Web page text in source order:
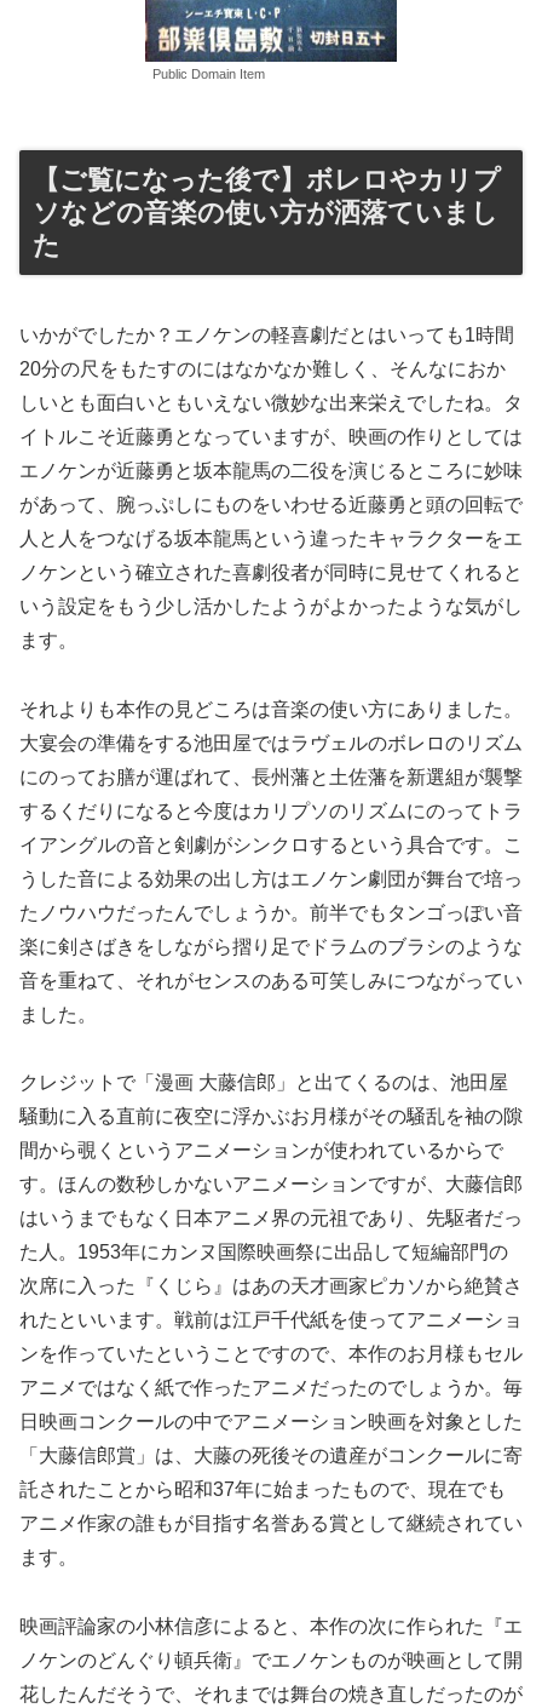
Public Domain Item
【ご覧になった後で】ボレロやカリプ
ソなどの音楽の使い方が洒落ていまし
た
いかがでしたか？エノケンの軽喜劇だとはいっても1時間
20分の尺をもたすのにはなかなか難しく、そんなにおか
しいとも面白いともいえない微妙な出来栄えでしたね。タ
イトルこそ近藤勇となっていますが、映画の作りとしては
エノケンが近藤勇と坂本龍馬の二役を演じるところに妙味
があって、腕っぷしにものをいわせる近藤勇と頭の回転で
人と人をつなげる坂本龍馬という違ったキャラクターをエ
ノケンという確立された喜劇役者が同時に見せてくれると
いう設定をもう少し活かしたようがよかったような気がし
ます。
それよりも本作の見どころは音楽の使い方にありました。
大宴会の準備をする池田屋ではラヴェルのボレロのリズム
にのってお膳が運ばれて、長州藩と土佐藩を新選組が襲撃
するくだりになると今度はカリプソのリズムにのってトラ
イアングルの音と剣劇がシンクロするという具合です。こ
うした音による効果の出し方はエノケン劇団が舞台で培っ
たノウハウだったんでしょうか。前半でもタンゴっぽい音
楽に剣さばきをしながら摺り足でドラムのブラシのような
音を重ねて、それがセンスのある可笑しみにつながってい
ました。
クレジットで「漫画 大藤信郎」と出てくるのは、池田屋
騒動に入る直前に夜空に浮かぶお月様がその騒乱を袖の隙
間から覗くというアニメーションが使われているからで
す。ほんの数秒しかないアニメーションですが、大藤信郎
はいうまでもなく日本アニメ界の元祖であり、先駆者だっ
た人。1953年にカンヌ国際映画祭に出品して短編部門の
次席に入った『くじら』はあの天才画家ピカソから絶賛さ
れたといいます。戦前は江戸千代紙を使ってアニメーショ
ンを作っていたということですので、本作のお月様もセル
アニメではなく紙で作ったアニメだったのでしょうか。毎
日映画コンクールの中でアニメーション映画を対象とした
「大藤信郎賞」は、大藤の死後その遺産がコンクールに寄
託されたことから昭和37年に始まったもので、現在でも
アニメ作家の誰もが目指す名誉ある賞として継続されてい
ます。
映画評論家の小林信彦によると、本作の次に作られた『エ
ノケンのどんぐり頓兵衛』でエノケンものが映画として開
花したんだそうで、それまでは舞台の焼き直しだったのが